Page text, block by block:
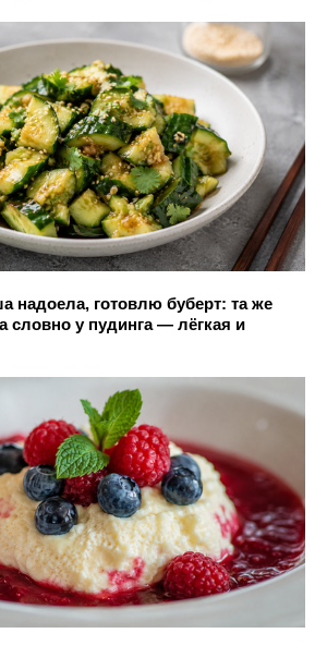
надоела, готовлю буберт: та же
словно у пудинга — лёгкая и